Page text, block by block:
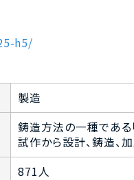
h5/
製造
鋳造方法の一種である
試作から設計、鋳造、
871人